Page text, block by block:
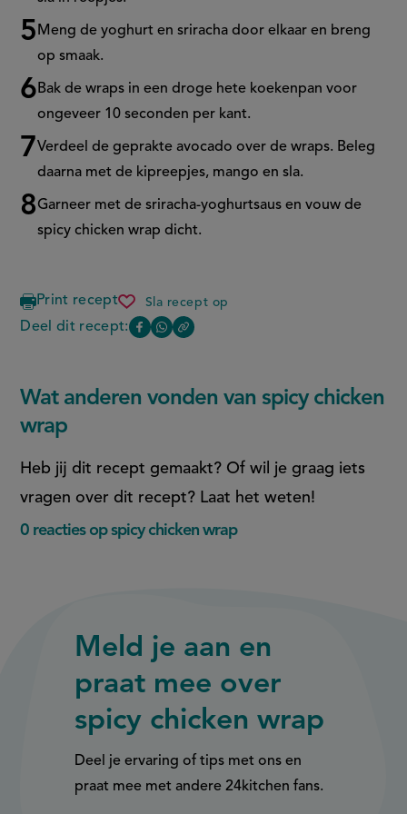
Meng de yoghurt en sriracha door elkaar en breng
op smaak.
Bak de wraps in een droge hete koekenpan voor
ongeveer 10 seconden per kant.
Verdeel de geprakte avocado over de wraps. Beleg
daarna met de kipreepjes, mango en sla.
Garneer met de sriracha-yoghurtsaus en vouw de
spicy chicken wrap dicht.
Print recept Sla recept op
spicy
chicken
wrap
Deel dit recept:
Deel
pagina
(opent
in
venster,
Deel
pagina
(opent
in
Copy
this
Wat anderen vonden van spicy chicken
wrap
Heb jij dit recept gemaakt? Of wil je graag iets
vragen over dit recept? Laat het weten!
0 reacties op spicy chicken wrap
Meld je aan en
praat mee over
spicy chicken wrap
Deel je ervaring of tips met ons en
praat mee met andere 24kitchen fans.